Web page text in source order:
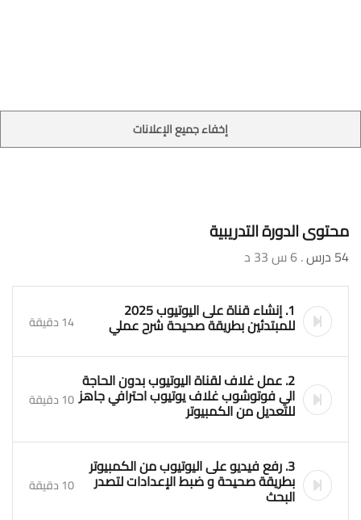
إخفاء جميع الإعلانات
محتوى الدورة التدريبية
54 درس . 6 س 33 د
1. إنشاء قناة على اليوتيوب 2025
للمبتدئين بطريقة صحيحة شرح عملي 14 دقيقة
2. عمل غلاف لقناة اليوتيوب بدون الحاجة
الي فوتوشوب غلاف يوتيوب احترافي جاهز
للتعديل من الكمبيوتر 10 دقيقة
3. رفع فيديو على اليوتيوب من الكمبيوتر
بطريقة صحيحة و ضبط الإعدادات لتصدر
البحث 10 دقيقة